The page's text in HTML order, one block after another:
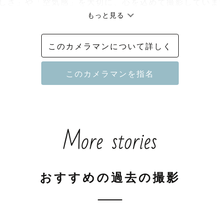
人とすぐに打ち解けるタイプなので、「リラックスし
」と、初めての方や写真が苦手な方にも構えることな
いています！
ルニューボーン認定カメラマン
フレンドリー
もっと見る
このカメラマンについて詳しく
More stories
おすすめの過去の撮影